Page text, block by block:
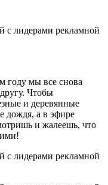
году мы все снова
Чтобы
и деревянные
дождя, а в эфире
и жалеешь, что